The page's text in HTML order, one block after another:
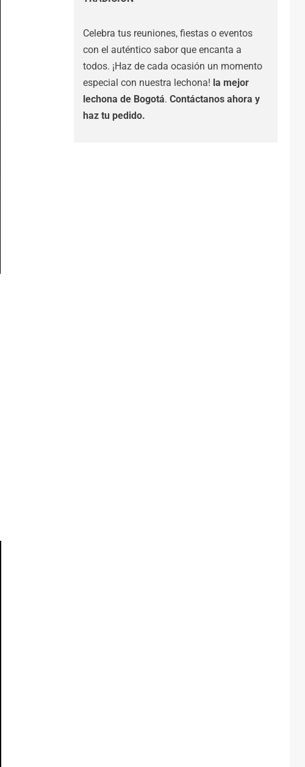
Celebra tus reuniones, fiestas o eventos
con el auténtico sabor que encanta a
todos. ¡Haz de cada ocasión un momento
especial con nuestra lechona! la mejor
lechona de Bogotá. Contáctanos ahora y
haz tu pedido.